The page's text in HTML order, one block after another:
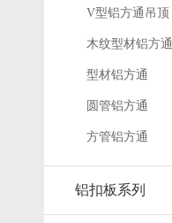
V型铝方通吊顶
木纹型材铝方通
型材铝方通
圆管铝方通
方管铝方通
铝扣板系列